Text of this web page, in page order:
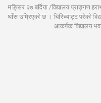
मङ्सिर २७ बर्दिया /विद्यालय प्राङ्गण
घाँस उम्रिएको छ । चिरिच्याट्ट परेको
आकर्षक विद्यालय